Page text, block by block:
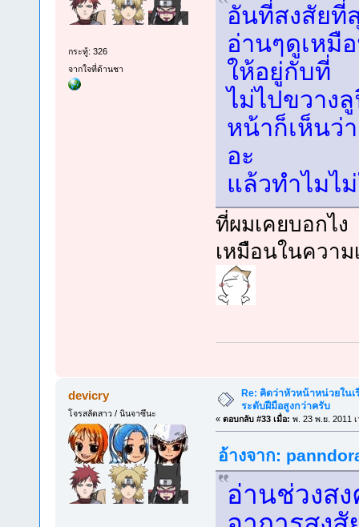
กระทู้: 326
จากใจที่ด้านชา
อันที่สงสัยที่
อ่านๆดูเหมื
ให้อยู่กับที่
ไม่ไปขวาง
หน้าก็เห็นว่
อะ
แล้วทำไมไ
ที่ผมเคยบอกไ
เหมือนในควา
devicry
โจรสลัดสาว / นินจาซึนะ
Re: คิดว่าหัวหน้าหน่วยใน
ระดับฝีมือสูงกว่าครับ
« ตอบกลับ #33 เมื่อ: พ. 23 พ.ย. 2011
อ้างจาก:
อ่านช่วงส